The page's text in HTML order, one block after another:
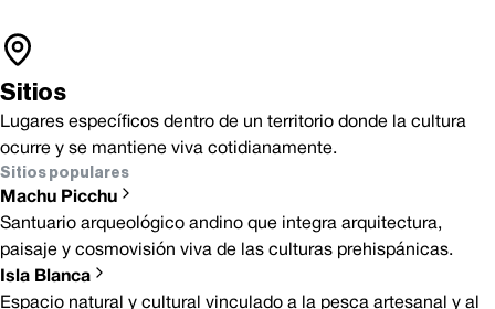
Sitios
Lugares específicos dentro de un territorio donde la cultura
ocurre y se mantiene viva cotidianamente.
Sitios populares
Machu Picchu
Santuario arqueológico andino que integra arquitectura,
paisaje y cosmovisión viva de las culturas prehispánicas.
Isla Blanca
Espacio natural y cultural vinculado a la pesca artesanal y al